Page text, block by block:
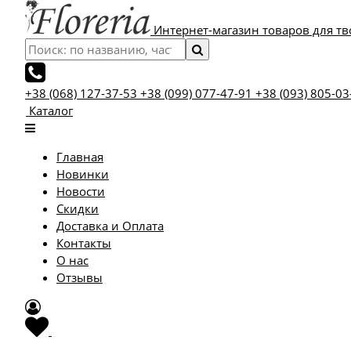
Интернет-магазин товаров для
+38 (068) 127-37-53 +38 (099) 077-47-91 +38 (093) 805-
Каталог
Главная
Новинки
Новости
Скидки
Доставка и Оплата
Контакты
О нас
Отзывы